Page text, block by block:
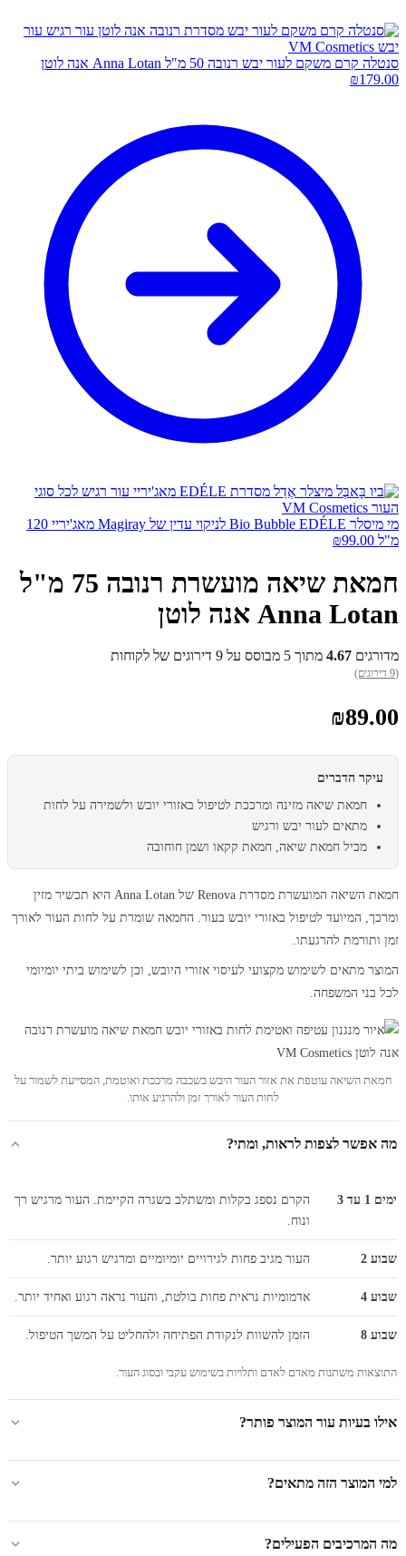
סנטלה קרם משקם לעור יבש רנובה 50 מ"ל Anna Lotan אנה לוטן
₪179.00
מי מיסלר Bio Bubble EDÉLE לניקוי עדין של Magiray מאג'יריי 120
מ"ל
₪99.00
חמאת שיאה מועשרת רנובה 75 מ"ל
Anna Lotan אנה לוטן
מדורגים 4.67 מתוך 5 מבוסס על 9 דירוגים של לקוחות
(9 דירוגים)
₪89.00
עיקר הדברים
חמאת שיאה מזינה ומרככת לטיפול באזורי יובש ולשמירה על לחות
מתאים לעור יבש ורגיש
מכיל חמאת שיאה, חמאת קקאו ושמן חוחובה
חמאת השיאה המועשרת מסדרת Renova של Anna Lotan היא תכשיר מזין
ומרכך, המיועד לטיפול באזורי יובש בעור. החמאה שומרת על לחות העור לאורך
זמן ותורמת להרגעתו.
המוצר מתאים לשימוש מקצועי לעיסוי אזורי היובש, וכן לשימוש ביתי יומיומי
לכל בני המשפחה.
חמאת השיאה עוטפת את אזור העור היבש בשכבה מרככת ואוטמת, המסייעת לשמור על
לחות העור לאורך זמן ולהרגיע אותו.
מה אפשר לצפות לראות, ומתי?
ימים 1 עד 3
הקרם נספג בקלות ומשתלב בשגרה הקיימת. העור מרגיש רך
ונוח.
שבוע 2 העור מגיב פחות לגירויים יומיומיים ומרגיש רגוע יותר.
שבוע 4 אדמומיות נראית פחות בולטת, והעור נראה רגוע ואחיד יותר.
שבוע 8 הזמן להשוות לנקודת הפתיחה ולהחליט על המשך הטיפול.
התוצאות משתנות מאדם לאדם ותלויות בשימוש עקבי ובסוג העור.
אילו בעיות עור המוצר פותר?
למי המוצר הזה מתאים?
מה המרכיבים הפעילים?